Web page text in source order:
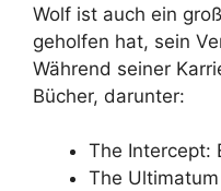
Wolf ist auch ein
geholfen hat, sein
Während seiner
Bücher, darunter:
The Intercept:
The Ultimatum